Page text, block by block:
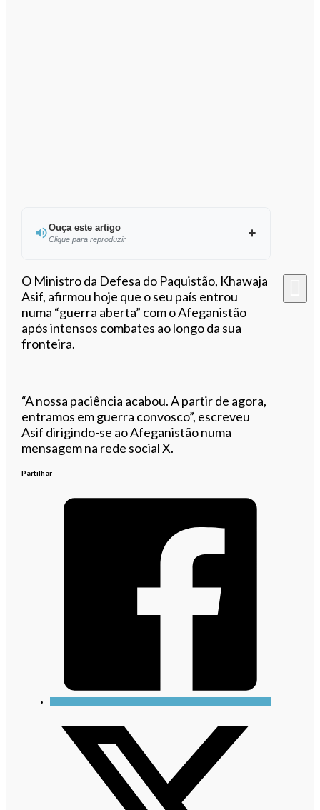
Ouça este artigo
Clique para reproduzir
Ouvir este artigo
O Ministro da Defesa do Paquistão, Khawaja
Asif, afirmou hoje que o seu país entrou
numa “guerra aberta” com o Afeganistão
após intensos combates ao longo da sua
fronteira.
“A nossa paciência acabou. A partir de agora,
entramos em guerra convosco”, escreveu
Asif dirigindo-se ao Afeganistão numa
mensagem na rede social X.
Partilhar